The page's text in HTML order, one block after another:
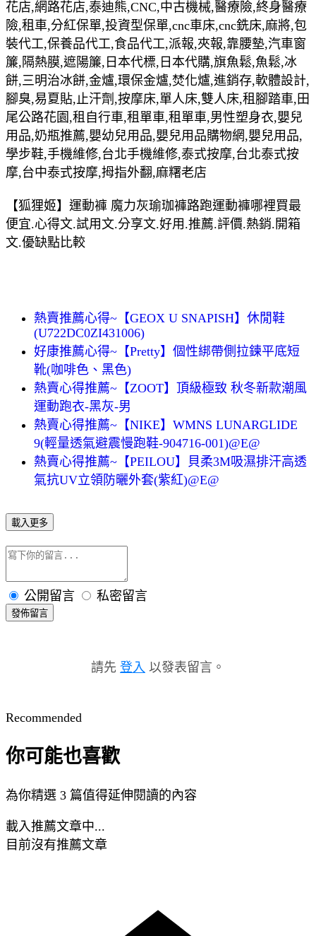
花店,網路花店,泰迪熊,CNC,中古機械,醫療險,終身醫療
險,租車,分紅保單,投資型保單,cnc車床,cnc銑床,麻將,包
裝代工,保養品代工,食品代工,派報,夾報,靠腰墊,汽車窗
簾,隔熱膜,遮陽簾,日本代標,日本代購,旗魚鬆,魚鬆,冰
餅,三明治冰餅,金爐,環保金爐,焚化爐,進銷存,軟體設計,
腳臭,易夏貼,止汗劑,按摩床,單人床,雙人床,租腳踏車,田
尾公路花園,租自行車,租單車,租單車,男性塑身衣,嬰兒
用品,奶瓶推薦,嬰幼兒用品,嬰兒用品購物網,嬰兒用品,
學步鞋,手機維修,台北手機維修,泰式按摩,台北泰式按
摩,台中泰式按摩,拇指外翻,麻糬老店
【狐狸姬】運動褲 魔力灰瑜珈褲路跑運動褲哪裡買最
便宜.心得文.試用文.分享文.好用.推薦.評價.熱銷.開箱
文.優缺點比較
熱賣推薦心得~【GEOX U SNAPISH】休閒鞋
(U722DC0ZI431006)
好康推薦心得~【Pretty】個性綁帶側拉鍊平底短
靴(咖啡色、黑色)
熱賣心得推薦~【ZOOT】頂級極致 秋冬新款潮風
運動跑衣-黑灰-男
熱賣心得推薦~【NIKE】WMNS LUNARGLIDE
9(輕量透氣避震慢跑鞋-904716-001)@E@
熱賣心得推薦~【PEILOU】貝柔3M吸濕排汗高透
氣抗UV立領防曬外套(紫紅)@E@
載入更多
公開留言 私密留言
發佈留言
請先 登入 以發表留言。
Recommended
你可能也喜歡
為你精選 3 篇值得延伸閱讀的內容
載入推薦文章中...
目前沒有推薦文章